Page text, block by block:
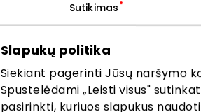
Sutikimas
Slapukų politika
Siekiant pagerinti Jūsų naršymo
Spustelėdami „Leisti visus"
pasirinkti, kuriuos slapukus